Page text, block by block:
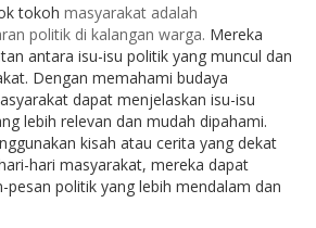
tokoh masyarakat adalah
politik di kalangan warga. Mereka
antara isu-isu politik yang muncul dan
Dengan memahami budaya
dapat menjelaskan isu-isu
lebih relevan dan mudah dipahami.
kisah atau cerita yang dekat
hari masyarakat, mereka dapat
pesan politik yang lebih mendalam dan